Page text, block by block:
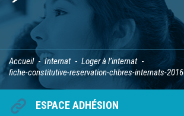
Accueil Internat
Loger à l’internat
fiche-constitutive-reservation-chbres-internats-2016
ESPACE ADHÉSION